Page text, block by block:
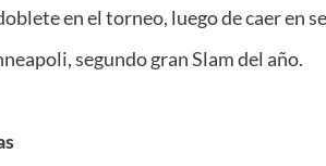
en el torneo, luego de caer en
segundo gran Slam del año.